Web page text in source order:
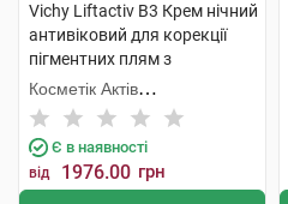
Vichy Liftactiv В3 Крем нічний
антивіковий для корекції
пігментних плям з
ретинолом 50 мл 1 банка
Косметік Актів
Інтернаціональ
Є в наявності
від 1976.00 грн